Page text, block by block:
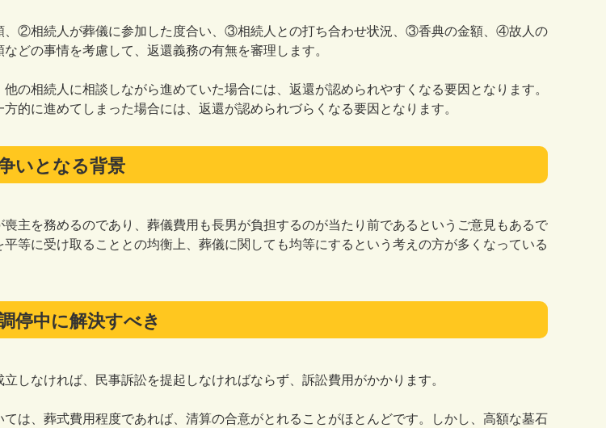
②相続人が葬儀に参加した度合い、③相続人との打ち合わせ状況、③香典の金額、④故人の
どの事情を考慮して、返還義務の有無を審理します。
の相続人に相談しながら進めていた場合には、返還が認められやすくなる要因となります。
的に進めてしまった場合には、返還が認められづらくなる要因となります。
いとなる背景
主を務めるのであり、葬儀費用も長男が負担するのが当たり前であるというご意見もあるで
平等に受け取ることとの均衡上、葬儀に関しても均等にするという考えの方が多くなっている
停中に解決すべき
しなければ、民事訴訟を提起しなければならず、訴訟費用がかかります。
は、葬式費用程度であれば、清算の合意がとれることがほとんどです。しかし、高額な墓石